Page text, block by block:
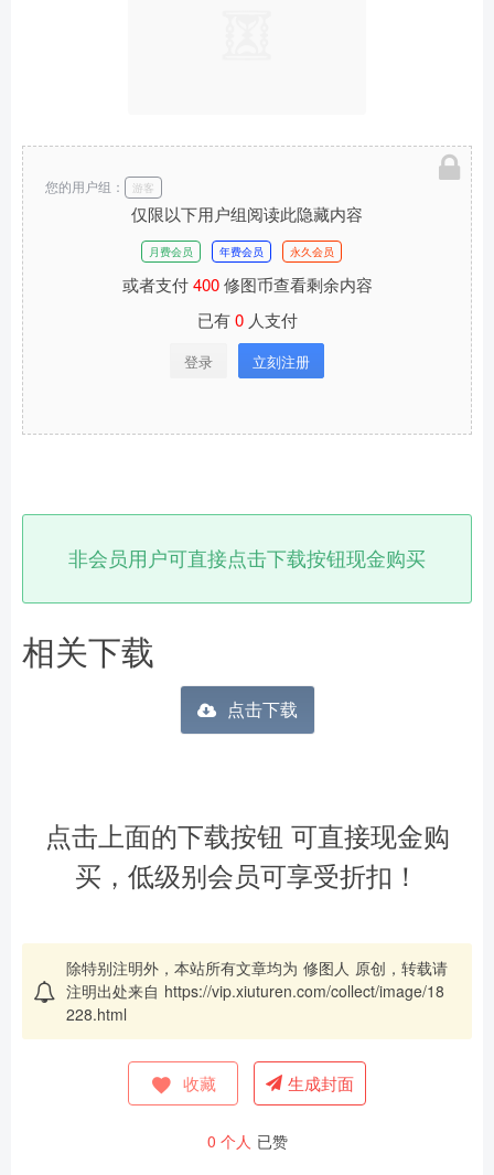
仅限以下用户组阅读此隐藏内容
月费会员 年费会员 永久会员
或者支付400修图币查看剩余内容
已有0人支付
登录 立刻注册
您的用户组： 游客
非会员用户可直接点击下载按钮现金购买
相关下载
点击下载
点击上面的下载按钮 可直接现金购
买，低级别会员可享受折扣！
除特别注明外，本站所有文章均为 修图人 原创，转载请
注明出处来自 https://vip.xiuturen.com/collect/image/18
228.html
收藏 生成封面
0 个人 已赞